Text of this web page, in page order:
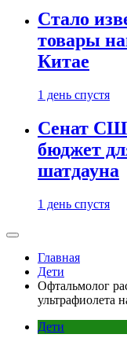
Стало
товары
Китае
1 день спустя
Сенат
бюджет
шатдауна
1 день спустя
Главная
Дети
Офтальмолог
ультрафиолета
Дети